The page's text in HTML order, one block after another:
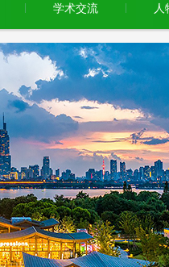
学术交流 人